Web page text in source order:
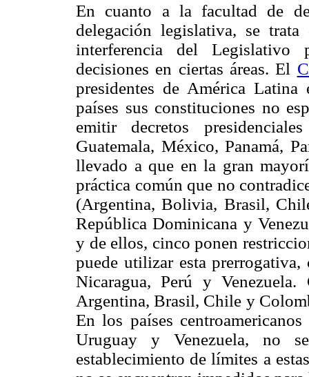
En cuanto a la facultad de
delegación legislativa, se
interferencia del Legislativo
decisiones en ciertas áreas. El
presidentes de América
países sus constituciones no
emitir decretos
Guatemala, México, Panamá,
llevado a que en la gran
práctica común que no
(Argentina, Bolivia, Brasil,
República Dominicana y
y de ellos, cinco ponen
puede utilizar esta
Nicaragua, Perú y
Argentina, Brasil, Chile y
En los países
Uruguay y Venezuela, no
establecimiento de límites a